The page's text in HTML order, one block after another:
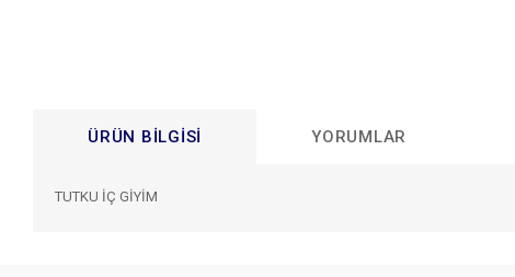
ÜRÜN BILGISI YORUMLAR
TUTKU İÇ GİYİM